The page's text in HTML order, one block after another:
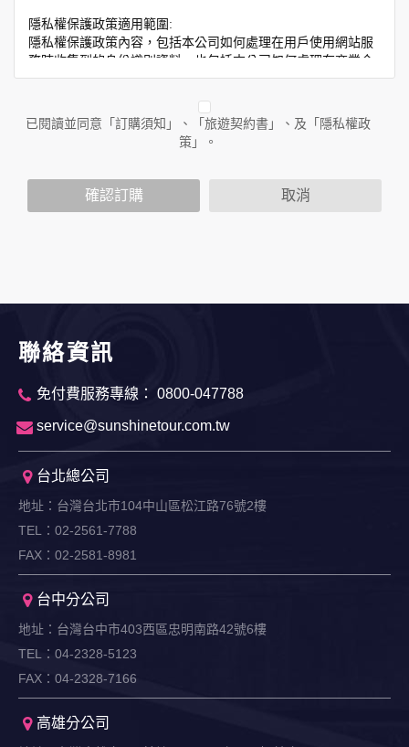
隱私權保護政策適用範圍:
隱私權保護政策內容，包括本公司如何處理在用戶使用網站服
務時收集到的身份識別資料，也包括本公司如何處理在商業合
作與本公司合作時分享的任何身份識別資料。隱私權保護政策
人員。例如您透過本公司旗下網站上的廣告廠商連結，這些置
放連結的廠商也可能蒐集您個人的資料。對於您主動提供的個
人資訊，這些廣告廠商或連結網站有其個別的隱私權保護政
您個人在本網站上的聊天室或討論區中任意公開個人資料的行
個人的資料，其範圍如下：
您所提供的姓名、電子郵件地址、聯絡方式及使用時間等。
於一般瀏覽時，伺服器會自行記錄相關行徑，包括您使用連線
錄等，做為我們增進網站服務的參考依據，此記錄為內部應
為提供精確的服務，我們會將收集的問卷調查內容進行統計與
分析，分析結果之統計數據或說明文字呈現，除供內部研究
外，我們會視需要公佈統計數據及說明文字，但不涉及特定個
人之資料。
除非取得您的同意或其他法令之特別規定，本網站絕不會將您
贈獎時，本網站會收集您的個人識別資料，本網站也可以從商
業夥伴處取得個人資料。
當客戶在本網站註冊時，我們會取得您的姓名、電話、住址、
當您註冊成功，並登入使用我們的服務後，我們即取得您的資
料。註冊時，本網站取得您的姓名、電話、住址、身份證字
成功，並登入使用我們的服務後，本網站即取得您的資料。
生的相關記錄，包括您使用連線設備的 IP 位址、使用時間、使
已閱讀並同意「訂購須知」、「旅遊契約書」、及「隱私權政
策」。
確認訂購 取消
聯絡資訊
免付費服務專線： 0800-047788
service@sunshinetour.com.tw
台北總公司
地址：台灣台北市104中山區松江路76號2樓
TEL：02-2561-7788
FAX：02-2581-8981
台中分公司
地址：台灣台中市403西區忠明南路42號6樓
TEL：04-2328-5123
FAX：04-2328-7166
高雄分公司